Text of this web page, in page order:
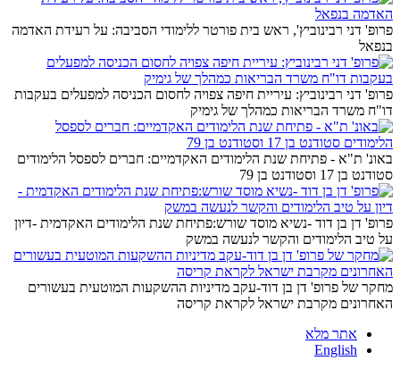
פרופ' דני רבינוביץ', ראש בית פורטר ללימודי הסביבה: על רעידת האדמה
בנפאל
פרופ' דני רבינוביץ: עיריית חיפה צפויה לחסום הכניסה למפעלים בעקבות
דו"ח משרד הבריאות כמהלך של גימיק
באונ' ת"א - פתיחת שנת הלימודים האקדמיים: חברים לספסל הלימודים
סטודנט בן 17 וסטודנט בן 79
פרופ' דן בן דוד -נשיא מוסד שורש:פתיחת שנת הלימודים האקדמית -דיון
על טיב הלימודים והקשר לנעשה במשק
מחקר של פרופ' דן בן דוד-עקב מדיניות ההשקעות המוטעית בעשורים
האחרונים מקרבת ישראל לקראת קריסה
אתר מלא
English